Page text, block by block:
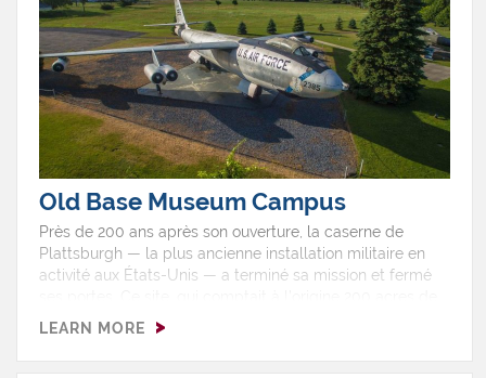
Old Base Museum Campus
Près de 200 ans après son ouverture, la caserne de
Plattsburgh — la plus ancienne installation militaire en
activité aux États-Unis — a terminé sa mission et fermé
terres exploitées par l’armée en 1814, s’est transformé au
terrain non aménagé, chargé d’histoire. Aujourd’hui, trois
LEARN MORE